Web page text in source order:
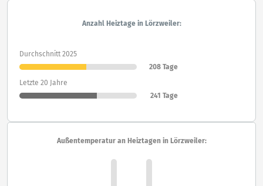
Anzahl Heiztage in Lörzweiler:
Durchschnitt 2025
208 Tage
Letzte 20 Jahre
241 Tage
Außentemperatur an Heiztagen in Lörzweiler: